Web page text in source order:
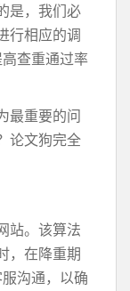
是，我们必
行相应的调
查重通过率
最重要的问
论文狗完全
站。该算法
，在降重期
沟通，以确